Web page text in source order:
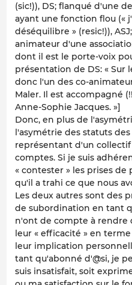
(sic!)), DS; flanqué d'une
ayant une fonction flou («
déséquilibre » (resic!)),
animateur d'une
dont il est le porte-voix
présentation de DS: « Sur
donc l'un des co-
Maler. Il est accompagné
Anne-Sophie Jacques. »]
Donc, en plus de
l'asymétrie des statuts
représentant d'un
comptes. Si je suis
« contester » les prises
qu'il a trahi ce que nous
Les deux autres sont des
de subordination en tant
n'ont de compte à rendre
leur « efficacité » en
leur implication
tant qu'abonné d'@si, je
suis insatisfait, soit